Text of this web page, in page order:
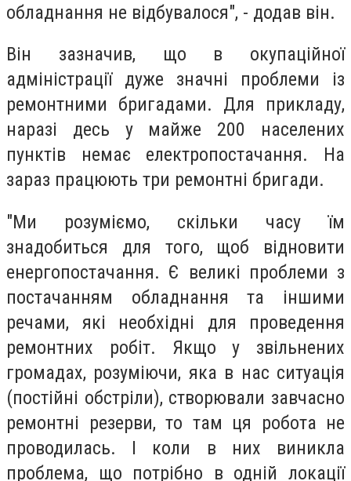
обладнання не відбувалося", - додав він.
Він зазначив, що в окупаційної
адміністрації дуже значні проблеми із
ремонтними бригадами. Для прикладу,
наразі десь у майже 200 населених
пунктів немає електропостачання. На
зараз працюють три ремонтні бригади.
"Ми розуміємо, скільки часу їм
знадобиться для того, щоб відновити
енергопостачання. Є великі проблеми з
постачанням обладнання та іншими
речами, які необхідні для проведення
ремонтних робіт. Якщо у звільнених
громадах, розуміючи, яка в нас ситуація
(постійні обстріли), створювали завчасно
ремонтні резерви, то там ця робота не
проводилась. І коли в них виникла
проблема, що потрібно в одній локації